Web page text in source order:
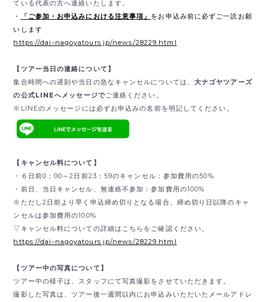
ている代表の方へ連絡いたします。
・
「ご参加・お申込みにおける注意事項」 をお申込み前に必ずご一読お願
いします
https://dai-nagoyatours.jp/news/28229.html
【ツアー当日の連絡について】
集合時間への遅刻や当日の急なキャンセルについては、 大ナゴヤツアーズ
の公式LINEへメッセージでご連絡ください。
※LINEのメッセージには必ずお申込みの名前を明記してください。
【キャンセル料について】
・６日前0：00～2日前23：59のキャンセル：参加費用の50%
・前日、当日キャンセル、無連絡不参加：参加費用の100%
※ただし2日前より早く申込締め切りとなる場合、締め切り日以降のキャ
ンセルは参加費用の100%
▽キャンセル料についての詳細はこちらをご確認ください。
https://dai-nagoyatours.jp/news/28229.html
【ツアー中の写真について】
ツアー中の様子は、スタッフにて写真撮影をさせていただきます。
撮影した写真は、ツアー後一週間以内にお申込みいただいたメールアドレ